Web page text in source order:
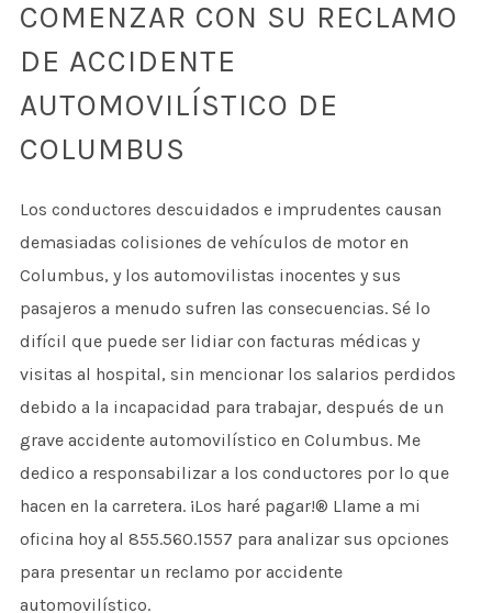
COMENZAR CON SU RECLAMO
DE ACCIDENTE
AUTOMOVILÍSTICO DE
COLUMBUS
Los conductores descuidados e imprudentes causan
demasiadas colisiones de vehículos de motor en
Columbus, y los automovilistas inocentes y sus
pasajeros a menudo sufren las consecuencias. Sé lo
difícil que puede ser lidiar con facturas médicas y
visitas al hospital, sin mencionar los salarios perdidos
debido a la incapacidad para trabajar, después de un
grave accidente automovilístico en Columbus. Me
dedico a responsabilizar a los conductores por lo que
hacen en la carretera. ¡Los haré pagar!® Llame a mi
oficina hoy al 855.560.1557 para analizar sus opciones
para presentar un reclamo por accidente
automovilístico.